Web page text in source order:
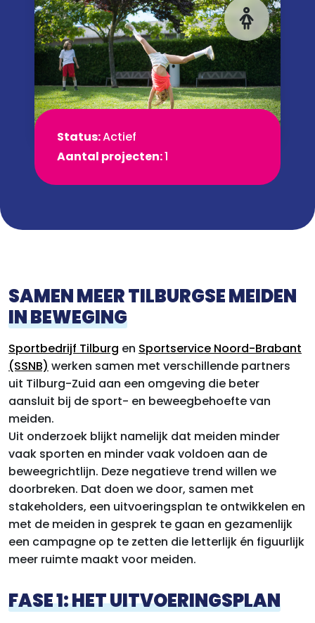
Status:Actief
Aantal projecten:1
SAMEN MEER TILBURGSE MEIDEN
IN BEWEGING
Sportbedrijf Tilburg en Sportservice Noord-Brabant
(SSNB) werken samen met verschillende partners
uit Tilburg-Zuid aan een omgeving die beter
aansluit bij de sport- en beweegbehoefte van
meiden.
Uit onderzoek blijkt namelijk dat meiden minder
vaak sporten en minder vaak voldoen aan de
beweegrichtlijn. Deze negatieve trend willen we
doorbreken. Dat doen we door, samen met
stakeholders, een uitvoeringsplan te ontwikkelen en
met de meiden in gesprek te gaan en gezamenlijk
een campagne op te zetten die letterlijk én figuurlijk
meer ruimte maakt voor meiden.
FASE 1: HET UITVOERINGSPLAN